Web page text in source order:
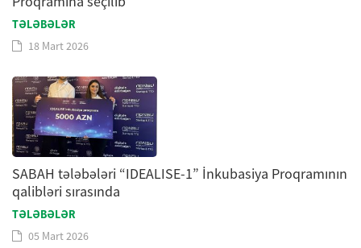
TƏLƏBƏLƏR
18 Mart 2026
SABAH tələbələri “IDEALISE-1” İnkubasiya Proqramının
qalibləri sırasında
TƏLƏBƏLƏR
05 Mart 2026